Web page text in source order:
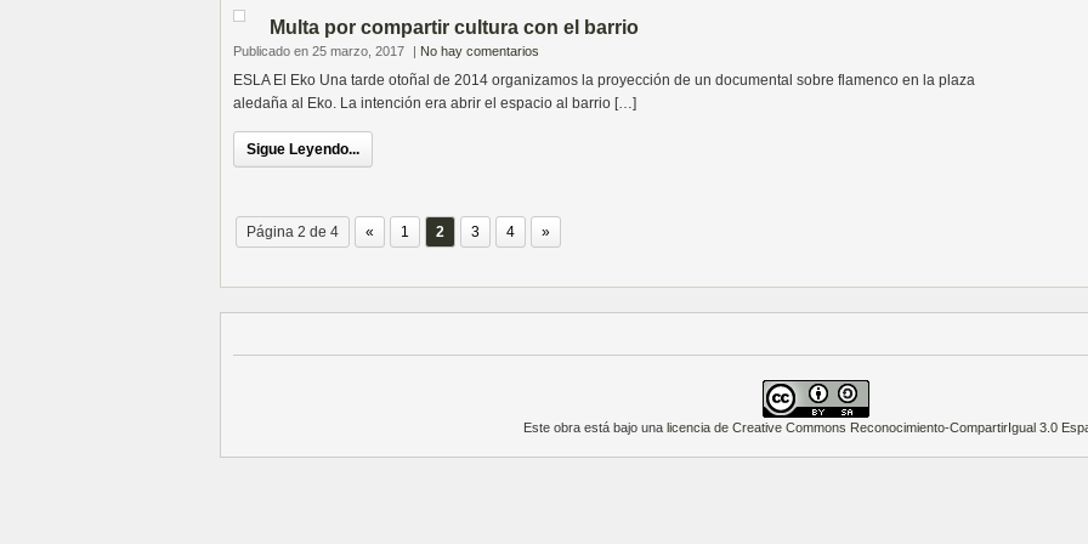
Multa por compartir cultura con el barrio
Publicado en 25 marzo, 2017 | No hay comentarios
ESLA El Eko Una tarde otoñal de 2014 organizamos la proyección de un documental sobre flamenco en la plaza
aledaña al Eko. La intención era abrir el espacio al barrio […]
Sigue Leyendo...
Página 2 de 4 « 1 2 3 4 »
Este obra está bajo una licencia de Creative Commons Reconocimiento-CompartirIgual 3.0